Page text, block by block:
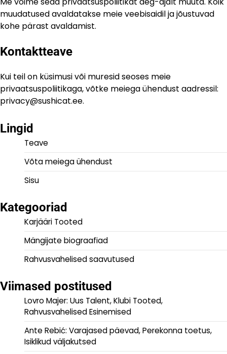
muudatused avaldatakse meie veebisaidil ja jõustuvad
kohe pärast avaldamist.
Kontaktteave
Kui teil on küsimusi või muresid seoses meie
privaatsuspoliitikaga, võtke meiega ühendust aadressil:
privacy@sushicat.ee.
Lingid
Teave
Võta meiega ühendust
Sisu
Kategooriad
Karjääri Tooted
Mängijate biograafiad
Rahvusvahelised saavutused
Viimased postitused
Lovro Majer: Uus Talent, Klubi Tooted,
Rahvusvahelised Esinemised
Ante Rebić: Varajased päevad, Perekonna toetus,
Isiklikud väljakutsed